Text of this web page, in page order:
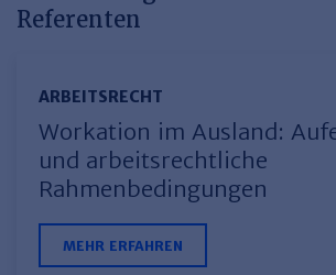
Referenten
ARBEITSRECHT
Workation im Ausland:
und arbeitsrechtliche
Rahmenbedingungen
MEHR ERFAHREN